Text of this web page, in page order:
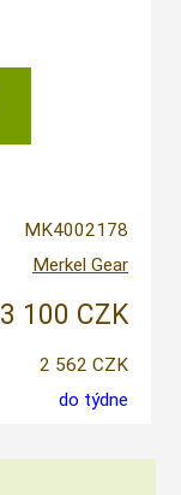
MK4002178
Merkel Gear
3 100 CZK
2 562 CZK
do týdne